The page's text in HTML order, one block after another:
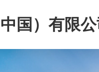
国）有限